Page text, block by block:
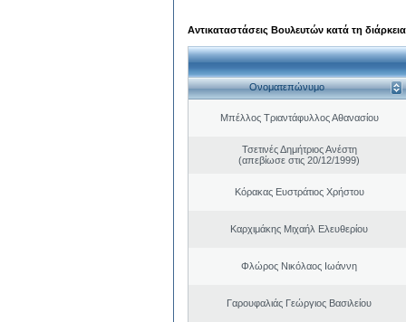
Αντικαταστάσεις Βουλευτών κατά τη
Ονοματεπώνυμο
Μπέλλος Τριαντάφυλλος Αθανασίου
Τσετινές Δημήτριος Ανέστη
(απεβίωσε στις 20/12/1999)
Κόρακας Ευστράτιος Χρήστου
Καρχιμάκης Μιχαήλ Ελευθερίου
Φλώρος Νικόλαος Ιωάννη
Γαρουφαλιάς Γεώργιος Βασιλείου